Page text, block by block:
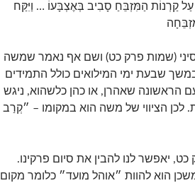
קַרְנוֹת הַמִּזְבֵּחַ סָבִיב בְּאֶצְבָּעוֹ … וַיִּקַּח
(שמות פרק כט) ושם אף נאמר שמשה
שבעת ימי המילואים כולל התמידים
הראשונה שאהרן, או כהן כלשהוא, ניגש
לכן הציווי של משה הוא במקומו – ״קְרַב
יאפשר לנו להבין את סיום פרקינו.
הוא להוות ״אוהל מועד״ כלומר מקום